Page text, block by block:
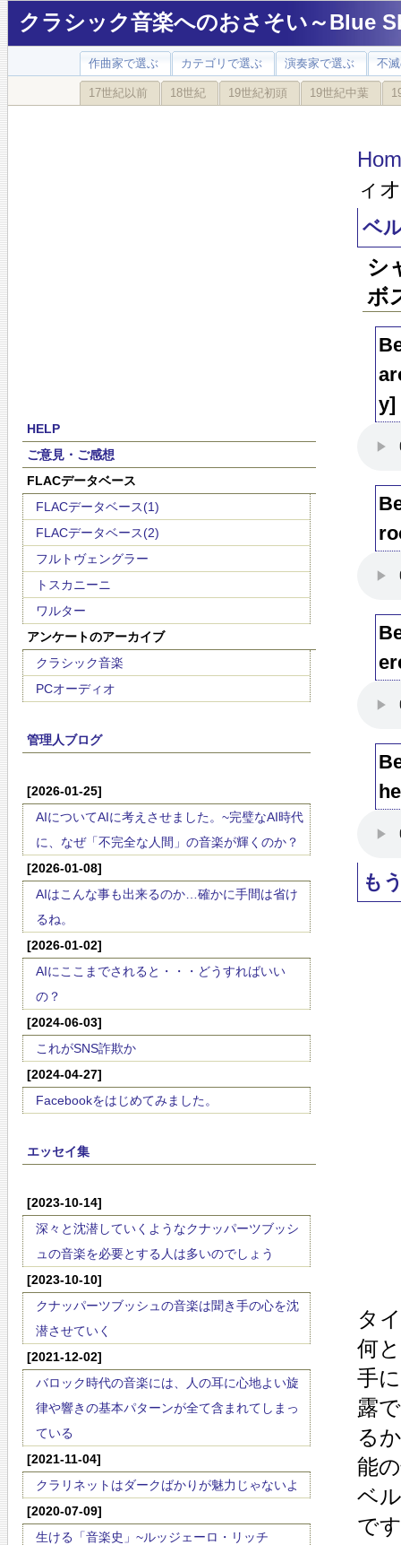
クラシック音楽へのおさそい～Blue
作曲家で選ぶ カテゴリで選ぶ 演奏家で選ぶ 不
17世紀以前 18世紀 19世紀初頭 19世紀中葉
HELP
ご意見・ご感想
FLACデータベース
FLACデータベース(1)
FLACデータベース(2)
フルトヴェングラー
トスカニーニ
ワルター
アンケートのアーカイブ
クラシック音楽
PCオーディオ
管理人ブログ
[2026-01-25]
AIについてAIに考えさせました。~完璧なAI時代
に、なぜ「不完全な人間」の音楽が輝くのか？
[2026-01-08]
AIはこんな事も出来るのか…確かに手間は省け
るね。
[2026-01-02]
AIにここまでされると・・・どうすればいい
の？
[2024-06-03]
これがSNS詐欺か
[2024-04-27]
Facebookをはじめてみました。
エッセイ集
[2023-10-14]
深々と沈潜していくようなクナッパーツブッシ
ュの音楽を必要とする人は多いのでしょう
[2023-10-10]
クナッパーツブッシュの音楽は聞き手の心を沈
潜させていく
[2021-12-02]
バロック時代の音楽には、人の耳に心地よい旋
律や響きの基本パターンが全て含まれてしまっ
ている
[2021-11-04]
クラリネットはダークばかりが魅力じゃないよ
[2020-07-09]
生ける「音楽史」~ルッジェーロ・リッチ
ィ
ベ
シ
ボ
y]
も
タ
何
手
露
る
能
ベ
で